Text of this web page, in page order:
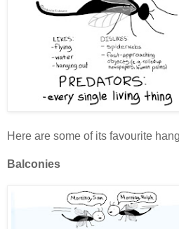
Here are some of its favourite
Balconies